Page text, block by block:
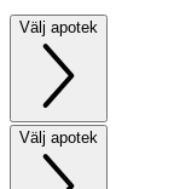
Välj apotek
Välj apotek